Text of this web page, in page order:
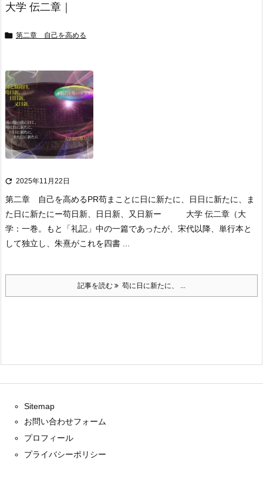
大学 伝二章｜
 第二章 自己を高める
 2025年11月22日
第二章 自己を高めるPR苟まことに日に新たに、日日に新たに、ま
た日に新たにー苟日新、日日新、又日新ー 大学 伝二章 （大
学：一巻。もと「礼記」中の一篇であったが、宋代以降、単行本と
して独立し、朱熹がこれを四書 ...
記事を読む 苟に日に新たに、 ...
Sitemap
お問い合わせフォーム
プロフィール
プライバシーポリシー